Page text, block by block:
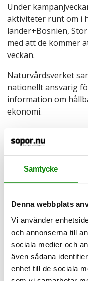
Samtycke
Denna webbplats
Vi använder
och annonserna till
sociala medier och
även sådana
enhet till de sociala
Under
aktiviteter runt om i
länder+Bosnien,
med att de kommer
veckan.
Naturvårdsverket
nationellt ansvarig
information om
ekonomi.
Temat för årets
att en tredjedel av
inte upp. Varje år
ätbar mat per
tallriken och ta hand
2022-11-30
Julkalender
Följ gärna FTI:s
delar med sig av sina